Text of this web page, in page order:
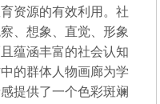
资源的有效利用。社
、想象、直觉、形象
蕴涵丰富的社会认知
的群体人物画廊为学
提供了一个色彩斑斓